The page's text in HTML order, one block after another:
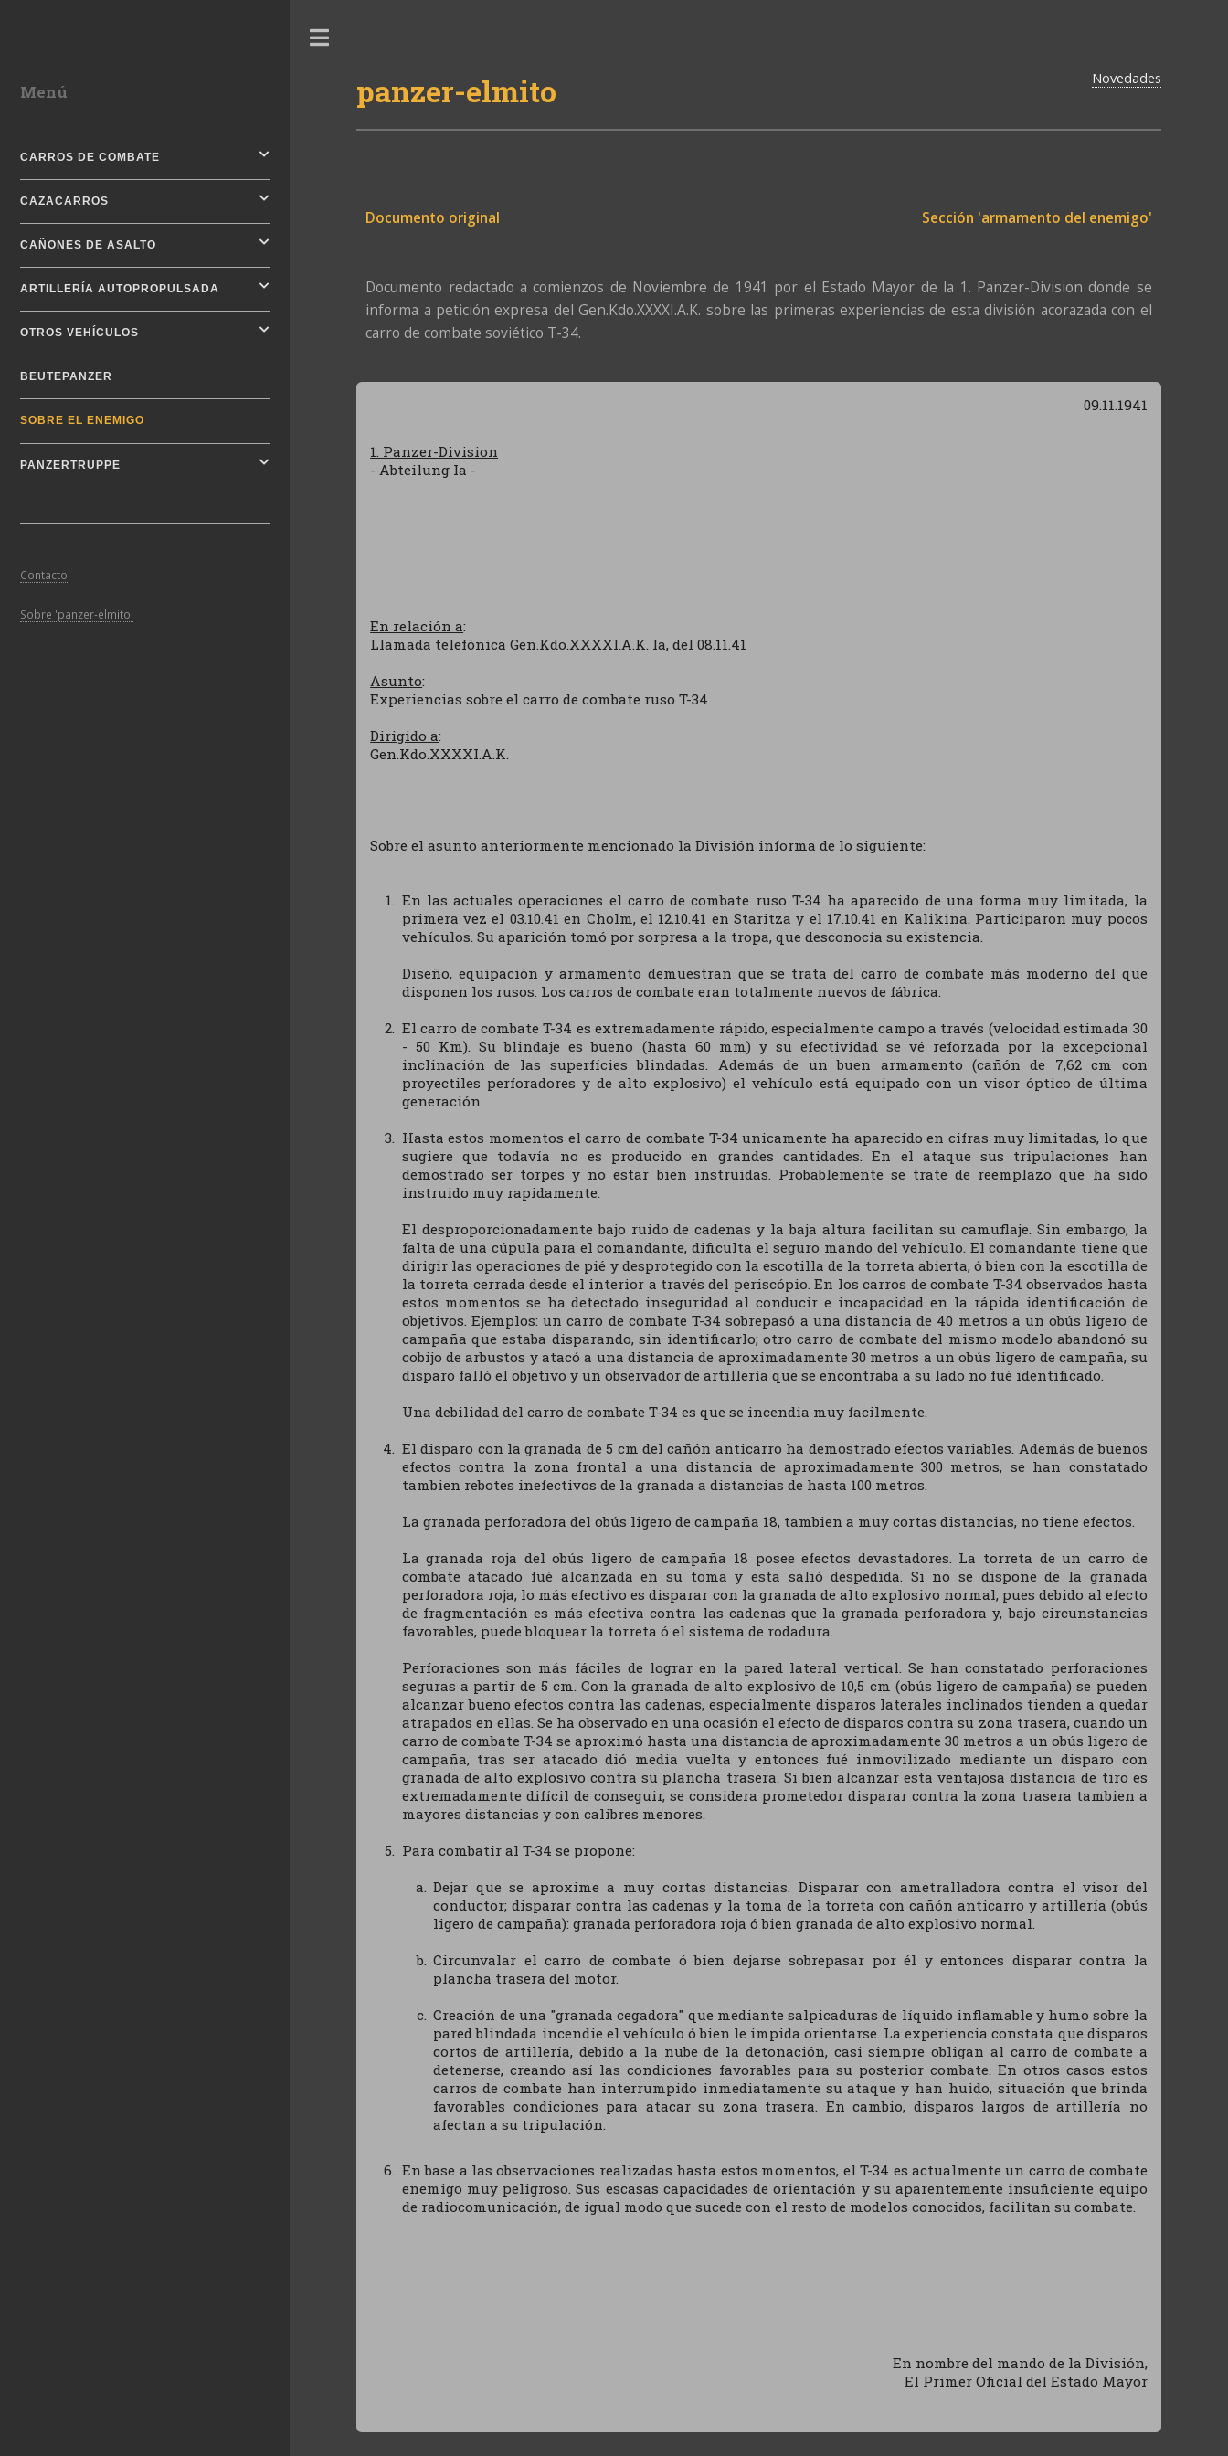
panzer-elmito Novedades
Documento original Sección 'armamento del enemigo'
Documento redactado a comienzos de Noviembre de 1941 por el Estado Mayor de la 1. Panzer-Division donde se
informa a petición expresa del Gen.Kdo.XXXXI.A.K. sobre las primeras experiencias de esta división acorazada con el
carro de combate soviético T-34.
09.11.1941
1. Panzer-Division
- Abteilung Ia -
En relación a:
Llamada telefónica Gen.Kdo.XXXXI.A.K. Ia, del 08.11.41
Asunto:
Experiencias sobre el carro de combate ruso T-34
Dirigido a:
Gen.Kdo.XXXXI.A.K.
Sobre el asunto anteriormente mencionado la División informa de lo siguiente:
En las actuales operaciones el carro de combate ruso T-34 ha aparecido de una forma muy limitada, la
primera vez el 03.10.41 en Cholm, el 12.10.41 en Staritza y el 17.10.41 en Kalikina. Participaron muy pocos
vehículos. Su aparición tomó por sorpresa a la tropa, que desconocía su existencia.
Diseño, equipación y armamento demuestran que se trata del carro de combate más moderno del que
disponen los rusos. Los carros de combate eran totalmente nuevos de fábrica.
El carro de combate T-34 es extremadamente rápido, especialmente campo a través (velocidad estimada 30
- 50 Km). Su blindaje es bueno (hasta 60 mm) y su efectividad se vé reforzada por la excepcional
inclinación de las superfícies blindadas. Además de un buen armamento (cañón de 7,62 cm con
proyectiles perforadores y de alto explosivo) el vehículo está equipado con un visor óptico de última
generación.
Hasta estos momentos el carro de combate T-34 unicamente ha aparecido en cifras muy limitadas, lo que
sugiere que todavía no es producido en grandes cantidades. En el ataque sus tripulaciones han
demostrado ser torpes y no estar bien instruidas. Probablemente se trate de reemplazo que ha sido
instruido muy rapidamente.
El desproporcionadamente bajo ruido de cadenas y la baja altura facilitan su camuflaje. Sin embargo, la
falta de una cúpula para el comandante, dificulta el seguro mando del vehículo. El comandante tiene que
dirigir las operaciones de pié y desprotegido con la escotilla de la torreta abierta, ó bien con la escotilla de
la torreta cerrada desde el interior a través del periscópio. En los carros de combate T-34 observados hasta
estos momentos se ha detectado inseguridad al conducir e incapacidad en la rápida identificación de
objetivos. Ejemplos: un carro de combate T-34 sobrepasó a una distancia de 40 metros a un obús ligero de
campaña que estaba disparando, sin identificarlo; otro carro de combate del mismo modelo abandonó su
cobijo de arbustos y atacó a una distancia de aproximadamente 30 metros a un obús ligero de campaña, su
disparo falló el objetivo y un observador de artillería que se encontraba a su lado no fué identificado.
Una debilidad del carro de combate T-34 es que se incendia muy facilmente.
El disparo con la granada de 5 cm del cañón anticarro ha demostrado efectos variables. Además de buenos
efectos contra la zona frontal a una distancia de aproximadamente 300 metros, se han constatado
tambien rebotes inefectivos de la granada a distancias de hasta 100 metros.
La granada perforadora del obús ligero de campaña 18, tambien a muy cortas distancias, no tiene efectos.
La granada roja del obús ligero de campaña 18 posee efectos devastadores. La torreta de un carro de
combate atacado fué alcanzada en su toma y esta salió despedida. Si no se dispone de la granada
perforadora roja, lo más efectivo es disparar con la granada de alto explosivo normal, pues debido al efecto
de fragmentación es más efectiva contra las cadenas que la granada perforadora y, bajo circunstancias
favorables, puede bloquear la torreta ó el sistema de rodadura.
Perforaciones son más fáciles de lograr en la pared lateral vertical. Se han constatado perforaciones
seguras a partir de 5 cm. Con la granada de alto explosivo de 10,5 cm (obús ligero de campaña) se pueden
alcanzar bueno efectos contra las cadenas, especialmente disparos laterales inclinados tienden a quedar
atrapados en ellas. Se ha observado en una ocasión el efecto de disparos contra su zona trasera, cuando un
carro de combate T-34 se aproximó hasta una distancia de aproximadamente 30 metros a un obús ligero de
campaña, tras ser atacado dió media vuelta y entonces fué inmovilizado mediante un disparo con
granada de alto explosivo contra su plancha trasera. Si bien alcanzar esta ventajosa distancia de tiro es
extremadamente difícil de conseguir, se considera prometedor disparar contra la zona trasera tambien a
mayores distancias y con calibres menores.
Para combatir al T-34 se propone:
Dejar que se aproxime a muy cortas distancias. Disparar con ametralladora contra el visor del
conductor; disparar contra las cadenas y la toma de la torreta con cañón anticarro y artillería (obús
ligero de campaña): granada perforadora roja ó bien granada de alto explosivo normal.
Circunvalar el carro de combate ó bien dejarse sobrepasar por él y entonces disparar contra la
plancha trasera del motor.
Creación de una "granada cegadora" que mediante salpicaduras de líquido inflamable y humo sobre la
pared blindada incendie el vehículo ó bien le impida orientarse. La experiencia constata que disparos
cortos de artillería, debido a la nube de la detonación, casi siempre obligan al carro de combate a
detenerse, creando así las condiciones favorables para su posterior combate. En otros casos estos
carros de combate han interrumpido inmediatamente su ataque y han huido, situación que brinda
favorables condiciones para atacar su zona trasera. En cambio, disparos largos de artillería no
afectan a su tripulación.
En base a las observaciones realizadas hasta estos momentos, el T-34 es actualmente un carro de combate
enemigo muy peligroso. Sus escasas capacidades de orientación y su aparentemente insuficiente equipo
de radiocomunicación, de igual modo que sucede con el resto de modelos conocidos, facilitan su combate.
En nombre del mando de la División,
El Primer Oficial del Estado Mayor
Menú
CARROS DE COMBATE
CAZACARROS
CAÑONES DE ASALTO
ARTILLERÍA AUTOPROPULSADA
OTROS VEHÍCULOS
BEUTEPANZER
SOBRE EL ENEMIGO
PANZERTRUPPE
Contacto
Sobre 'panzer-elmito'